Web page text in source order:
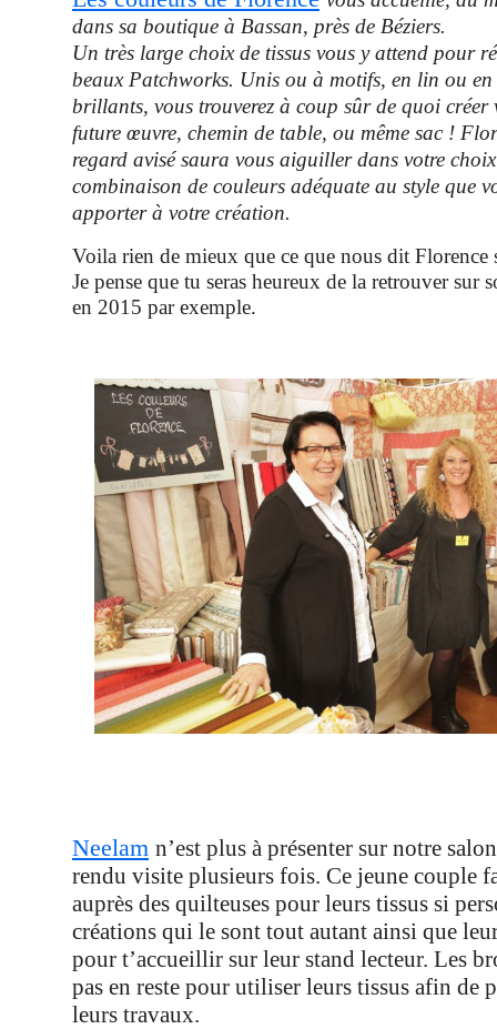
dans sa boutique à Bassan, près de Béziers.
Un très large choix de tissus vous y attend pour
beaux Patchworks. Unis ou à motifs, en lin ou
brillants, vous trouverez à coup sûr de quoi créer
future œuvre, chemin de table, ou même sac !
regard avisé saura vous aiguiller dans votre
combinaison de couleurs adéquate au style que
apporter à votre création.
Voila rien de mieux que ce que nous dit Florence
Je pense que tu seras heureux de la retrouver sur
en 2015 par exemple.
Neelam n’est plus à présenter sur notre
rendu visite plusieurs fois. Ce jeune couple
auprès des quilteuses pour leurs tissus si
créations qui le sont tout autant ainsi que
pour t’accueillir sur leur stand lecteur. Les
pas en reste pour utiliser leurs tissus afin de
leurs travaux.